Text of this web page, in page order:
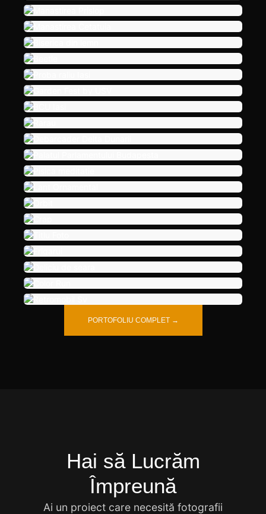
PORTOFOLIU COMPLET →
Hai să Lucrăm
Împreună
Ai un proiect care necesită fotografii